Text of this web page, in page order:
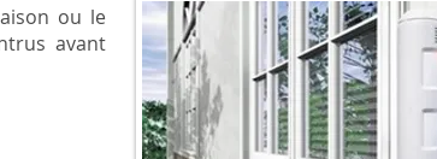
ou le
avant